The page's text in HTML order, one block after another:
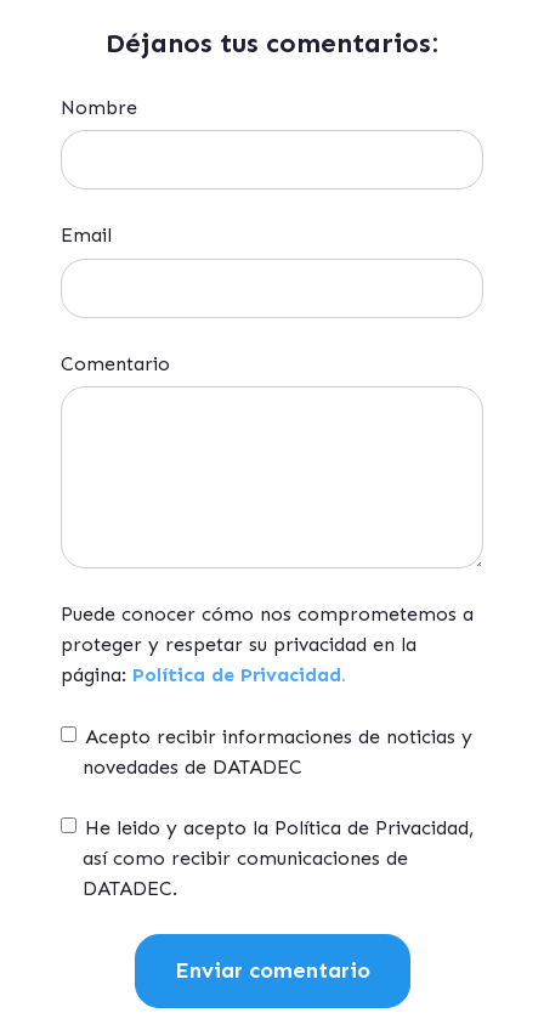
Déjanos tus comentarios:
Nombre
Email
Comentario
Puede conocer cómo nos comprometemos a
proteger y respetar su privacidad en la
página: Política de Privacidad.
Acepto recibir informaciones de noticias y
novedades de DATADEC
He leido y acepto la Política de Privacidad,
así como recibir comunicaciones de
DATADEC.